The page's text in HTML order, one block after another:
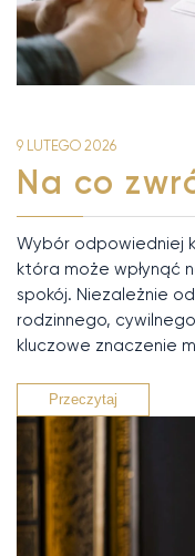
9 LUTEGO 2026
Na co
Wybór odpowiedniej
która może wpłynąć
spokój. Niezależnie
rodzinnego,
kluczowe znaczenie
Przeczytaj